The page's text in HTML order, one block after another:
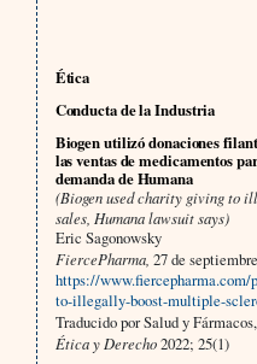
Ética
Conducta de la Industria
Biogen utilizó donaciones
las ventas de medicamentos
demanda de Humana
(Biogen used charity giving to
sales, Humana lawsuit says)
Eric Sagonowsky
FiercePharma, 27 de
https://
to-illegally-boost-multiple-
Traducido por Salud y
Ética y Derecho2022; 25(1)